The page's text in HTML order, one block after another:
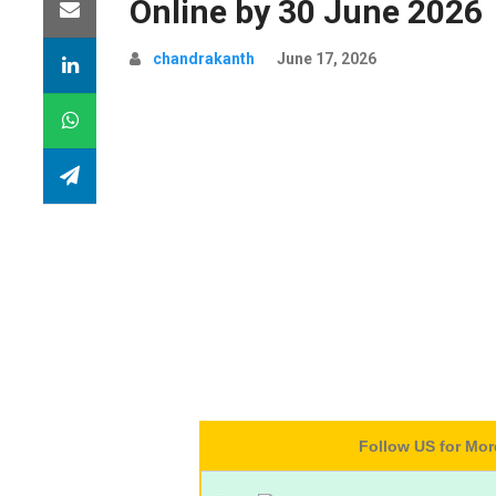
Online by 30 June 2026
chandrakanth June 17, 2026
Follow US for